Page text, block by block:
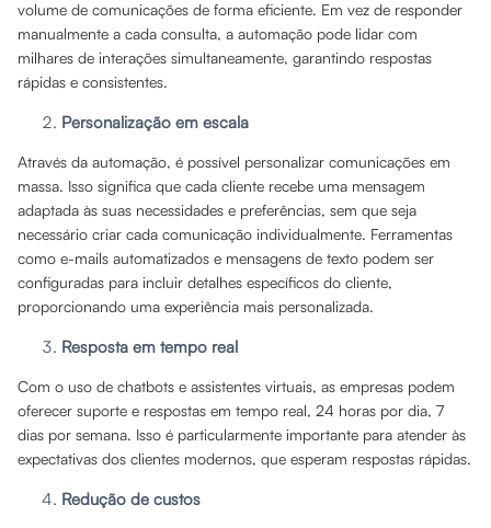
volume de comunicações de forma eficiente. Em vez de responder
manualmente a cada consulta, a automação pode lidar com
milhares de interações simultaneamente, garantindo respostas
rápidas e consistentes.
Personalização em escala
Através da automação, é possível personalizar comunicações em
massa. Isso significa que cada cliente recebe uma mensagem
adaptada às suas necessidades e preferências, sem que seja
necessário criar cada comunicação individualmente. Ferramentas
como e-mails automatizados e mensagens de texto podem ser
configuradas para incluir detalhes específicos do cliente,
proporcionando uma experiência mais personalizada.
Resposta em tempo real
Com o uso de chatbots e assistentes virtuais, as empresas podem
oferecer suporte e respostas em tempo real, 24 horas por dia, 7
dias por semana. Isso é particularmente importante para atender às
expectativas dos clientes modernos, que esperam respostas rápidas.
Redução de custos